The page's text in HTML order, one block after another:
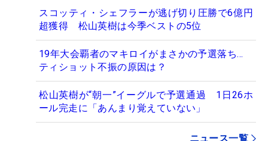
スコッティ・シェフラーが逃げ切り圧勝で6億円
超獲得 松山英樹は今季ベストの5位
19年大会覇者のマキロイがまさかの予選落ち…
ティショット不振の原因は？
松山英樹が“朝一”イーグルで予選通過 1日26ホ
ール完走に「あんまり覚えていない」
ニュース一覧